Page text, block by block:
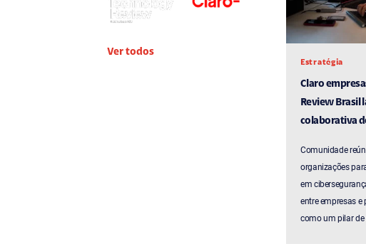
Ver todos
Estratégia
Claro
Review Brasil
colaborativa
Comunidade
organizações
em
entre empresas e
como um pilar de